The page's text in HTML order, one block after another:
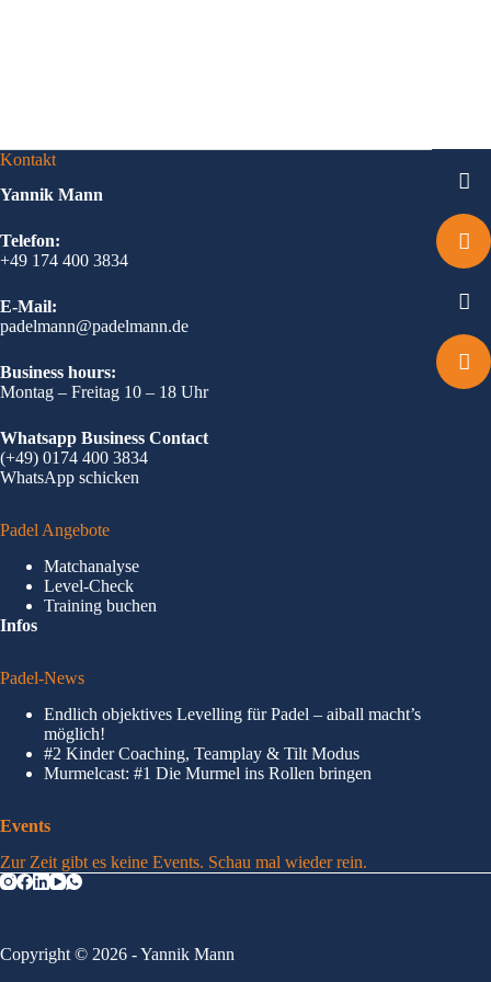
Kontakt
Yannik Mann
Telefon:
+49 174 400 3834
E-Mail:
padelmann@padelmann.de
Business hours:
Montag – Freitag 10 – 18 Uhr
Whatsapp Business Contact
(+49) 0174 400 3834
WhatsApp schicken
Padel Angebote
Matchanalyse
Level-Check
Training buchen
Infos
Padel-News
Endlich objektives Levelling für Padel – aiball macht’s
möglich!
#2 Kinder Coaching, Teamplay & Tilt Modus
Murmelcast: #1 Die Murmel ins Rollen bringen
Events
Zur Zeit gibt es keine Events. Schau mal wieder rein.
Copyright © 2026 - Yannik Mann